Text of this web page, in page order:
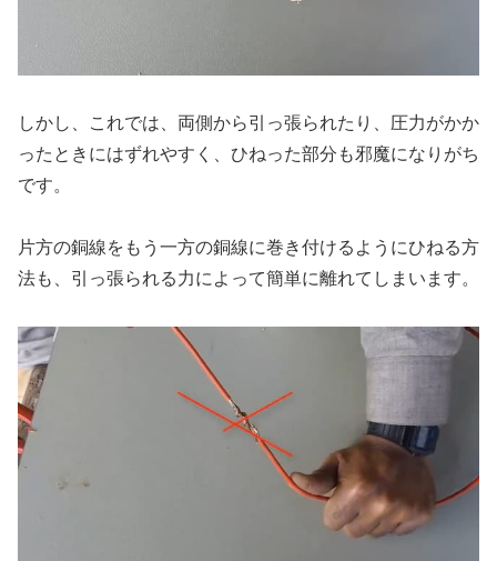
しかし、これでは、両側から引っ張られたり、圧力がかか
ったときにはずれやすく、ひねった部分も邪魔になりがち
です。
片方の銅線をもう一方の銅線に巻き付けるようにひねる方
法も、引っ張られる力によって簡単に離れてしまいます。